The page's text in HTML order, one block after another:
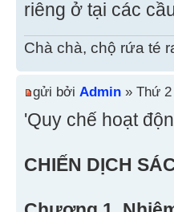
riêng ở tại các
Chà chà, chộ rứa té
gửi bởi Admin » Thứ 2
'Quy chế hoạt
CHIẾN DỊCH